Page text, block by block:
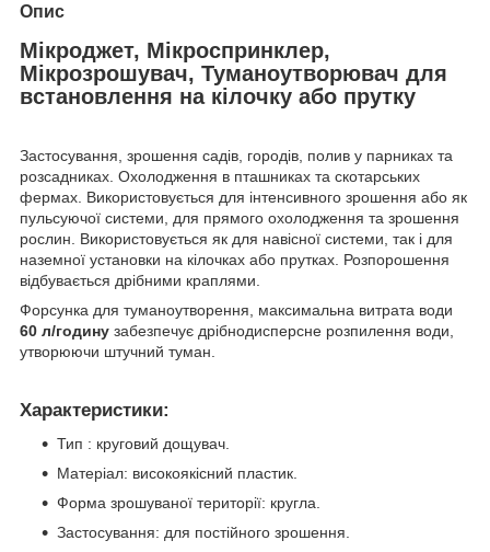
Опис
Мікроджет, Мікроспринклер,
Мікрозрошувач, Туманоутворювач для
встановлення на кілочку або прутку
Застосування, зрошення садів, городів, полив у парниках та
розсадниках. Охолодження в пташниках та скотарських
фермах. Використовується для інтенсивного зрошення або як
пульсуючої системи, для прямого охолодження та зрошення
рослин. Використовується як для навісної системи, так і для
наземної установки на кілочках або прутках. Розпорошення
відбувається дрібними краплями.
Форсунка для туманоутворення, максимальна витрата води
60 л/годину забезпечує дрібнодисперсне розпилення води,
утворюючи штучний туман.
Характеристики:
Тип : круговий дощувач.
Матеріал: високоякісний пластик.
Форма зрошуваної території: кругла.
Застосування: для постійного зрошення.